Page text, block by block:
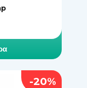
-20%